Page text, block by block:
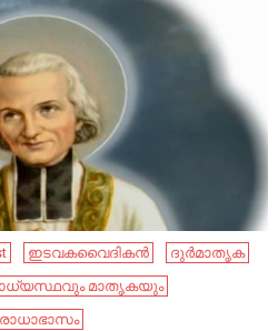
ഇടവകവൈദികൻ
ദുർമാതൃക
മാതൃകയും